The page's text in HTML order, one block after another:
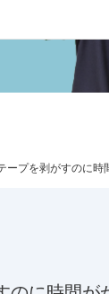
ープを剥がすのに